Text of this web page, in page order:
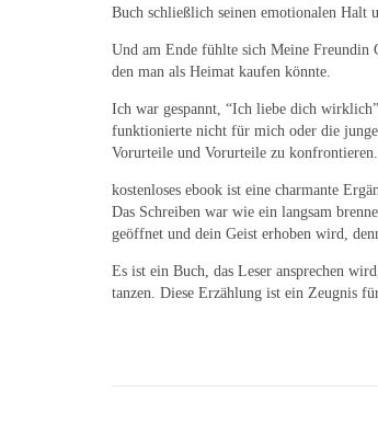
Buch schließlich seinen emotionalen Halt
Und am Ende fühlte sich Meine Freundin
den man als Heimat kaufen könnte.
Ich war gespannt, “Ich liebe dich
funktionierte nicht für mich oder die
Vorurteile und Vorurteile zu
kostenloses ebook ist eine charmante
Das Schreiben war wie ein langsam
geöffnet und dein Geist erhoben wird,
Es ist ein Buch, das Leser ansprechen
tanzen. Diese Erzählung ist ein Zeugnis